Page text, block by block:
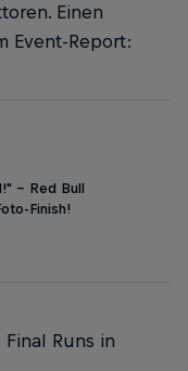
Einen
Event-Report:
- Red Bull
Finish!
Runs in